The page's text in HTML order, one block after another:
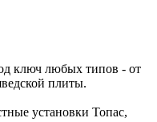
ключ любых типов - от
плиты.
установки Топас,